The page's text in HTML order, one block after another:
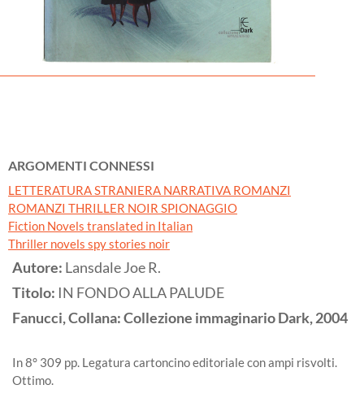
ARGOMENTI CONNESSI
LETTERATURA STRANIERA NARRATIVA ROMANZI
ROMANZI THRILLER NOIR SPIONAGGIO
Fiction Novels translated in Italian
Thriller novels spy stories noir
Autore: Lansdale Joe R.
Titolo: IN FONDO ALLA PALUDE
Fanucci, Collana: Collezione immaginario Dark,2004
In 8° 309 pp. Legatura cartoncino editoriale con ampi risvolti.
Ottimo.